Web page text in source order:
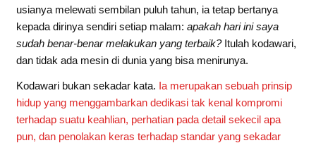
usianya melewati sembilan puluh tahun, ia tetap bertanya
kepada dirinya sendiri setiap malam: apakah hari ini saya
sudah benar-benar melakukan yang terbaik?Itulah kodawari,
dan tidak ada mesin di dunia yang bisa menirunya.
Kodawari bukan sekadar kata. Ia merupakan sebuah prinsip
hidup yang menggambarkan dedikasi tak kenal kompromi
terhadap suatu keahlian, perhatian pada detail sekecil apa
pun, dan penolakan keras terhadap standar yang sekadar